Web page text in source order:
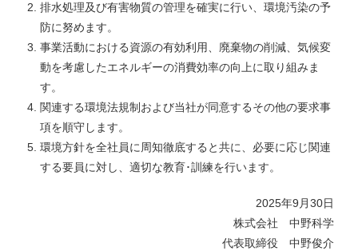
排水処理及び有害物質の管理を確実に行い、環境汚染の予
防に努めます。
事業活動における資源の有効利用、廃棄物の削減、気候変
動を考慮したエネルギーの消費効率の向上に取り組みま
す。
関連する環境法規制および当社が同意するその他の要求事
項を順守します。
環境方針を全社員に周知徹底すると共に、必要に応じ関連
する要員に対し、適切な教育･訓練を行います。
2025年9月30日
株式会社 中野科学
代表取締役 中野俊介